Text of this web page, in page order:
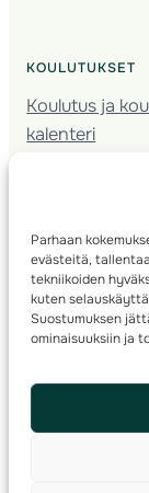
Parhaan
evästeitä,
tekniikoiden
kuten
Suostumuksen
ominaisuuksiin ja
KOULUTUKSET
Koulutus ja
kalenteri
Kartoitus
Ratamestari
© 2025 ·Suomen
Kilpailut ja